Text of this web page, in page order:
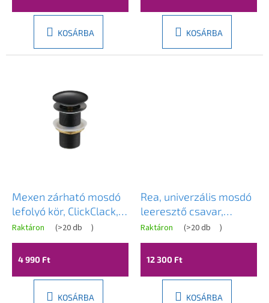
KOSÁRBA
5-
KOSÁRBA
Mexen zárható mosdó
lefolyó kör, ClickClack,
nagy dugó, túlfolyó
nélkül, Fekete, 79910-
70
Raktáron (>20 db )
4 990 Ft
KOSÁRBA
Rea, univerzális mosdó
leeresztő csavar,
ClickClack típusú, réz
matt, REA-A5632
Raktáron (>20 db )
12 300 Ft
KOSÁRBA